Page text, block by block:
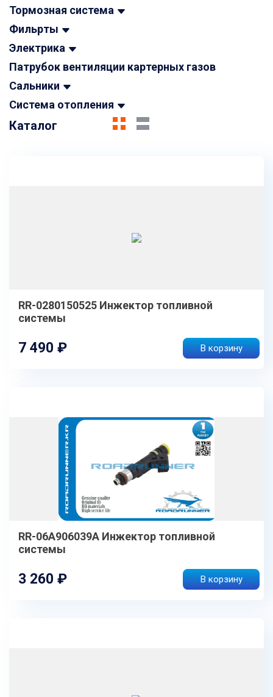
Тормозная система
Фильрты
Электрика
Патрубок вентиляции картерных газов
Сальники
Система отопления
Каталог
RR-0280150525 Инжектор топливной
системы
7 490 ₽ В корзину
RR-06A906039A Инжектор топливной
системы
3 260 ₽ В корзину